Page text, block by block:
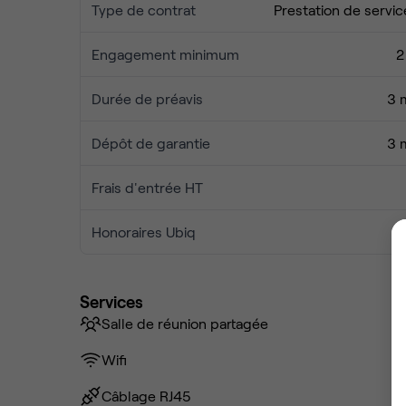
Type de contrat Prestation de
Engagement minimum
Durée de préavis 3
Dépôt de garantie 3
Frais d'entrée HT
Honoraires Ubiq
Services
Salle de réunion partagée
Wifi
Câblage RJ45